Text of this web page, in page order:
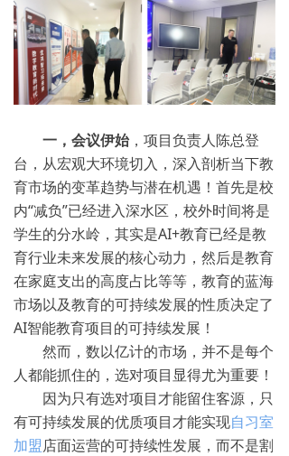
一，会议伊始，项目负责人陈总登
台，从宏观大环境切入，深入剖析当下教
育市场的变革趋势与潜在机遇！首先是校
内“减负”已经进入深水区，校外时间将是
学生的分水岭，其实是AI+教育已经是教
育行业未来发展的核心动力，然后是教育
在家庭支出的高度占比等等，教育的蓝海
市场以及教育的可持续发展的性质决定了
AI智能教育项目的可持续发展！
然而，数以亿计的市场，并不是每个
人都能抓住的，选对项目显得尤为重要！
因为只有选对项目才能留住客源，只
有可持续发展的优质项目才能实现自习室
加盟店面运营的可持续性发展，而不是割